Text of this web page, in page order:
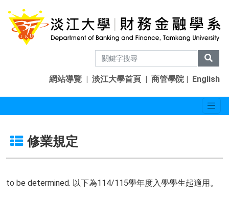
網站導覽 | 淡江大學首頁 | 商管學院| English
修業規定
to be determined. 以下為114/115學年度入學學生起適用。